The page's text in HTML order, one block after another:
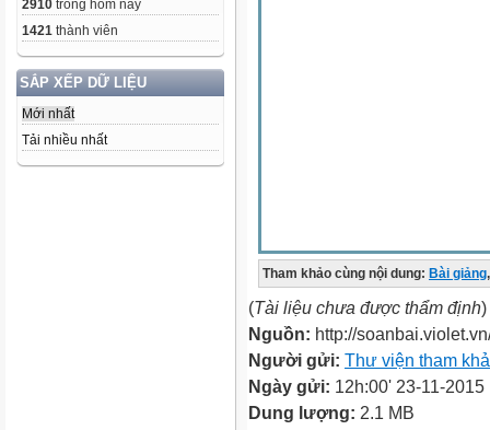
2910 trong hôm nay
1421 thành viên
SẮP XẾP DỮ LIỆU
Mới nhất
Tải nhiều nhất
Tham khảo cùng nội dung: Bài giảng,
(Tài liệu chưa được thẩm định)
Nguồn: http://
Người gửi: Thư viện tham
Ngày gửi: 12h:00' 23-11-2015
Dung lượng: 2.1 MB